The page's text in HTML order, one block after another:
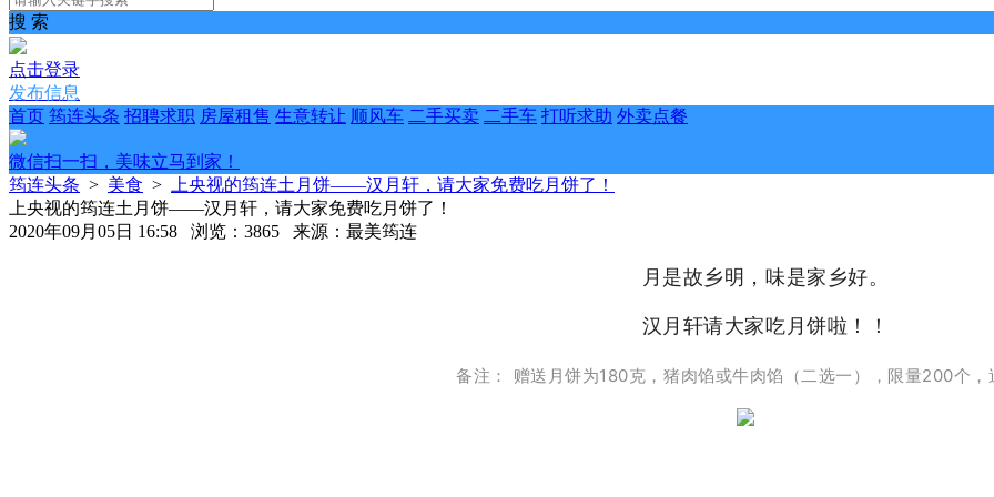
搜 索
点击登录
发布信息
首页 筠连头条 招聘求职 房屋租售 生意转让 顺风车 二手买卖 二手车 打听求助 外卖点餐
微信扫一扫，美味立马到家！
筠连头条 > 美食 >
上央视的筠连土月饼——汉月轩，请大家免费吃月饼了！
上央视的筠连土月饼——汉月轩，请大家免费吃月饼了！
2020年09月05日 16:58 浏览：3865 来源：最美筠连
月是故乡明，味是家乡好。
汉月轩请大家吃月饼啦！！
备注： 赠送月饼为180克，猪肉馅或牛肉馅（二选一），限量200个，